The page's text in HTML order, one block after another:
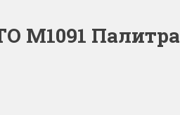
M1091 Палитра